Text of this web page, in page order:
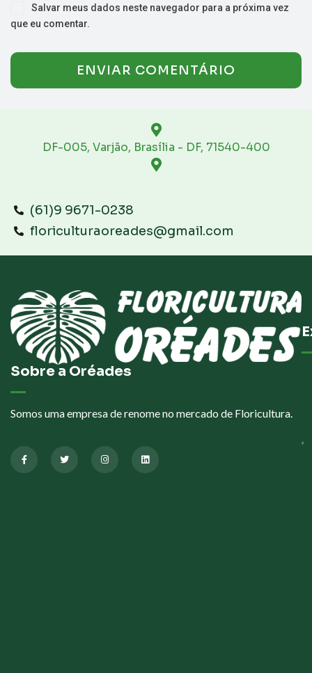
Salvar meus dados neste navegador para a próxima vez
que eu comentar.
DF-005, Varjão, Brasília - DF, 71540-400
(61)9 9671-0238
floriculturaoreades@gmail.com
Sobre a Oréades
Somos uma empresa de renome no mercado de Floricultura.